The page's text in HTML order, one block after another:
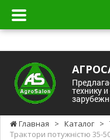
технику
Главная > Каталог >
Трактори потужністю 35-